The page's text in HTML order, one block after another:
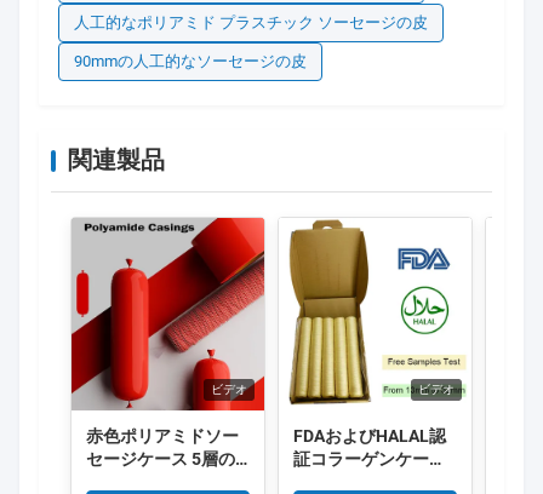
人工的なポリアミド プラスチック ソーセージの皮
90mmの人工的なソーセージの皮
関連製品
ビデオ
赤色ポリアミドソー
セージケース 5層の
ビデオ
FDAおよびHALAL認
証コラーゲンケーシ